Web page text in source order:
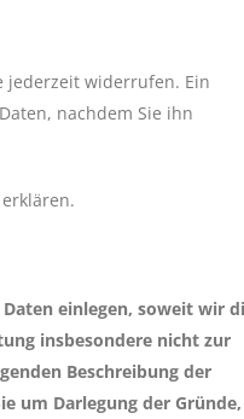
jederzeit widerrufen. Ein
nachdem Sie ihn
einlegen, soweit wir
insbesondere nicht zur
Beschreibung der
um Darlegung der Gründe,